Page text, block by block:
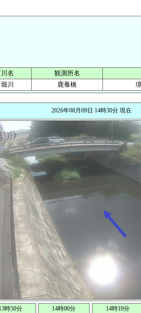
名
観測所名
川 鹿養橋
2026年08月09日 14時30分 現在
時50分
14時00分
14時10分